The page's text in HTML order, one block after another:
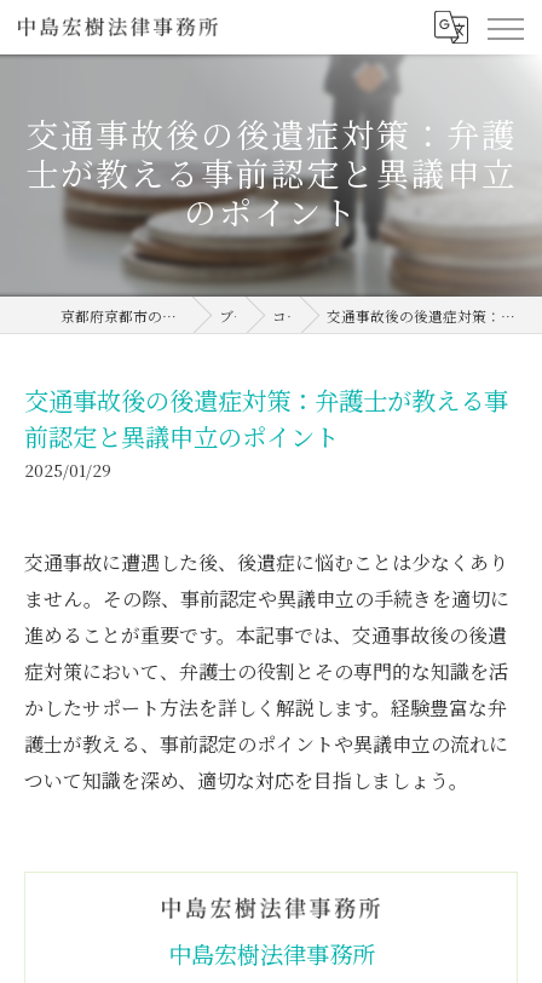
交通事故後の後遺症対策：弁護
士が教える事前認定と異議申立
のポイント
京都府京都市の弁護士なら中島宏樹法律事務所 ブログ コラム 交通事故後の後遺症対策：弁護士が教える事前認定と異議申立のポイント
交通事故後の後遺症対策：弁護士が教える事
前認定と異議申立のポイント
2025/01/29
交通事故に遭遇した後、後遺症に悩むことは少なくあり
ません。その際、事前認定や異議申立の手続きを適切に
進めることが重要です。本記事では、交通事故後の後遺
症対策において、弁護士の役割とその専門的な知識を活
かしたサポート方法を詳しく解説します。経験豊富な弁
護士が教える、事前認定のポイントや異議申立の流れに
ついて知識を深め、適切な対応を目指しましょう。
中島宏樹法律事務所